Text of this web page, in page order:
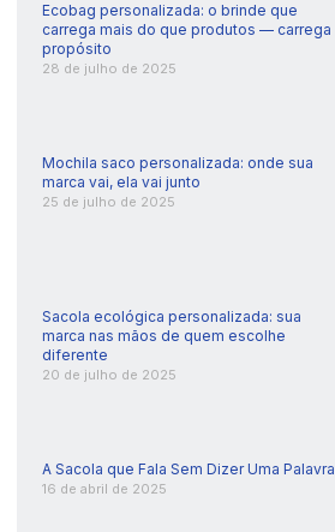
Ecobag personalizada: o brinde que
carrega mais do que produtos — carrega
propósito
28 de julho de 2025
Mochila saco personalizada: onde sua
marca vai, ela vai junto
25 de julho de 2025
Sacola ecológica personalizada: sua
marca nas mãos de quem escolhe
diferente
20 de julho de 2025
A Sacola que Fala Sem Dizer Uma Palavra
16 de abril de 2025